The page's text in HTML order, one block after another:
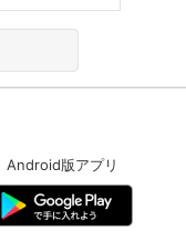
Android版アプリ